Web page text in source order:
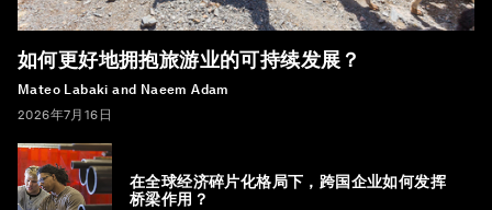
如何更好地拥抱旅游业的可持续发展？
Mateo Labaki and Naeem Adam
2026年7月16日
在全球经济碎片化格局下，跨国企业如何发挥
桥梁作用？